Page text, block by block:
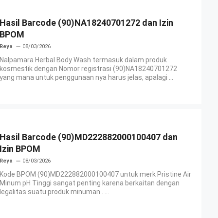
Hasil Barcode (90)NA18240701272 dan Izin
BPOM
Reya 08/03/2026
Nalpamara Herbal Body Wash termasuk dalam produk
kosmestik dengan Nomor registrasi (90)NA18240701272
yang mana untuk penggunaan nya harus jelas, apalagi ...
Hasil Barcode (90)MD222882000100407 dan
Izin BPOM
Reya 08/03/2026
Kode BPOM (90)MD222882000100407 untuk merk Pristine Air
Minum pH Tinggi sangat penting karena berkaitan dengan
legalitas suatu produk minuman . ...